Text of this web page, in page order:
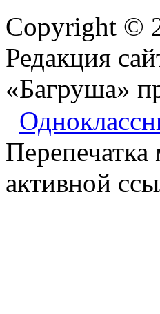
Copyright ©
Редакция
«Багруша»
Перепечатка
активной